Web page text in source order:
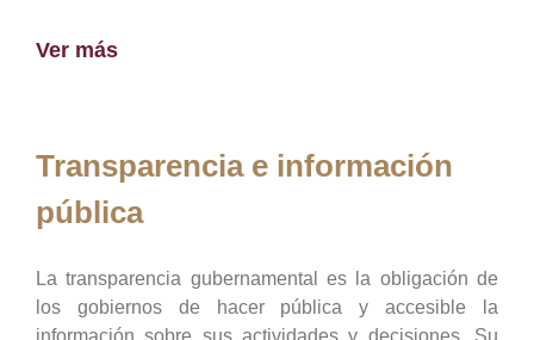
Ver más
Transparencia e información
pública
La transparencia gubernamental es la obligación de
los gobiernos de hacer pública y accesible la
información sobre sus actividades y decisiones. Su